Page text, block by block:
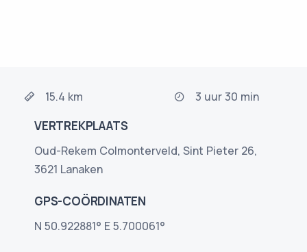
15.4 km 3 uur 30 min
VERTREKPLAATS
Oud-Rekem Colmonterveld, Sint Pieter 26,
3621 Lanaken
GPS-COÖRDINATEN
N 50.922881° E 5.700061°